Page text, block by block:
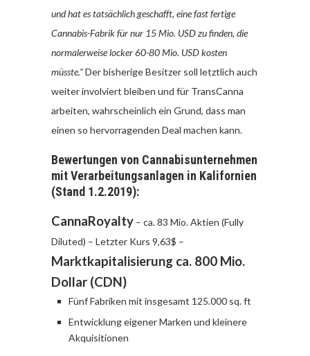
und hat es tatsächlich geschafft, eine fast fertige
Cannabis-Fabrik für nur 15 Mio. USD zu finden, die
normalerweise locker 60-80 Mio. USD kosten
müsste.“Der bisherige Besitzer soll letztlich auch
weiter involviert bleiben und für TransCanna
arbeiten, wahrscheinlich ein Grund, dass man
einen so hervorragenden Deal machen kann.
Bewertungen von Cannabisunternehmen
mit Verarbeitungsanlagen in Kalifornien
(Stand 1.2.2019):
CannaRoyalty – ca. 83 Mio. Aktien (Fully
Diluted) – Letzter Kurs 9,63$ –
Marktkapitalisierung ca. 800 Mio.
Dollar (CDN)
Fünf Fabriken mit insgesamt 125.000 sq. ft
Entwicklung eigener Marken und kleinere
Akquisitionen